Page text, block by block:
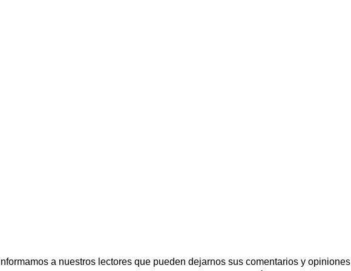
a nuestros lectores que pueden dejarnos sus comentarios y opiniones